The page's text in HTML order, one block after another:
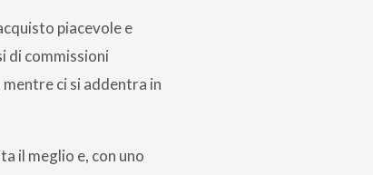
piacevole e
di commissioni
mentre ci si addentra in
il meglio e, con uno